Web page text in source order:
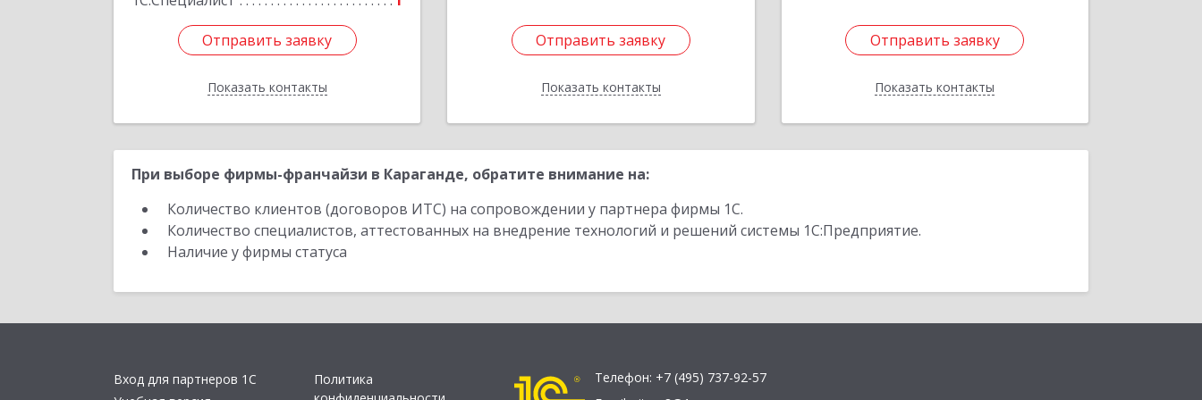
Отправить заявку
Показать контакты
Отправить заявку
Назад
Отправить заявку
Показать контакты
Отправить заявку
Назад
Отправить заявку
Показать контакты
Отправить заявку
Назад
При выборе фирмы-франчайзи в Караганде, обратите внимание на:
Количество клиентов (договоров ИТС) на сопровождении у партнера фирмы 1С.
Количество специалистов, аттестованных на внедрение технологий и решений системы 1С:Предприятие.
Наличие у фирмы статуса
Вход для партнеров 1С
Политика
Телефон: +7 (495) 737-92-57